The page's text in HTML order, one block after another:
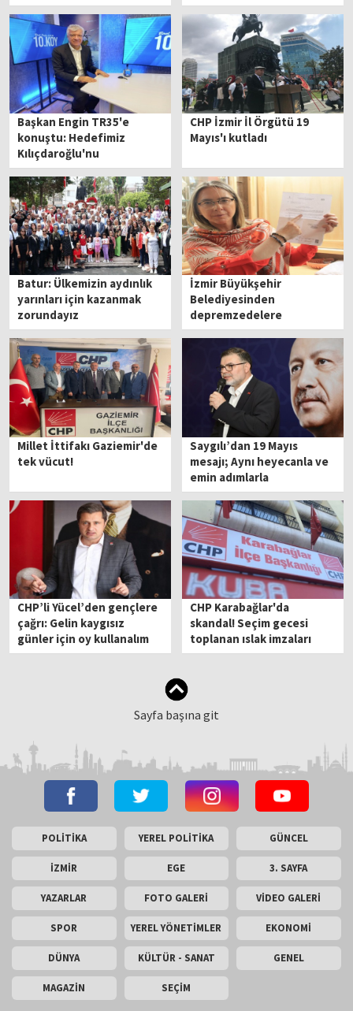
Başkan Engin TR35'e
konuştu: Hedefimiz
Kılıçdaroğlu'nu
Cumhurbaşkanı yapmak
CHP İzmir İl Örgütü 19
Mayıs'ı kutladı
Batur: Ülkemizin aydınlık
yarınları için kazanmak
zorundayız
İzmir Büyükşehir
Belediyesinden
depremzedelere
"konutları boşaltın"
tebligatı
Millet İttifakı Gaziemir'de
tek vücut!
Saygılı’dan 19 Mayıs
mesajı; Aynı heyecanla ve
emin adımlarla
CHP’li Yücel’den gençlere
çağrı: Gelin kaygısız
günler için oy kullanalım
CHP Karabağlar'da
skandal! Seçim gecesi
toplanan ıslak imzaları
çaycı teslim aldı!
Sayfa başına git
POLİTİKA YEREL POLİTİKA GÜNCEL
İZMİR EGE 3. SAYFA
YAZARLAR FOTO GALERİ VİDEO GALERİ
SPOR YEREL YÖNETİMLER EKONOMİ
DÜNYA KÜLTÜR - SANAT GENEL
MAGAZİN SEÇİM